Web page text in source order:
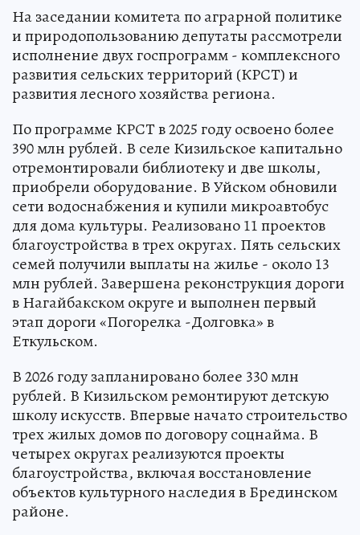
На заседании комитета по аграрной политике
и природопользованию депутаты рассмотрели
исполнение двух госпрограмм - комплексного
развития сельских территорий (КРСТ) и
развития лесного хозяйства региона.
По программе КРСТ в 2025 году освоено более
390 млн рублей. В селе Кизильское капитально
отремонтировали библиотеку и две школы,
приобрели оборудование. В Уйском обновили
сети водоснабжения и купили микроавтобус
для дома культуры. Реализовано 11 проектов
благоустройства в трех округах. Пять сельских
семей получили выплаты на жилье - около 13
млн рублей. Завершена реконструкция дороги
в Нагайбакском округе и выполнен первый
этап дороги «Погорелка -Долговка» в
Еткульском.
В 2026 году запланировано более 330 млн
рублей. В Кизильском ремонтируют детскую
школу искусств. Впервые начато строительство
трех жилых домов по договору соцнайма. В
четырех округах реализуются проекты
благоустройства, включая восстановление
объектов культурного наследия в Брединском
районе.